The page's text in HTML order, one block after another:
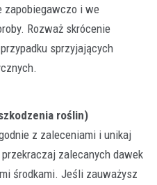
zapobiegawczo i we
Rozważ skrócenie
sprzyjających
roślin)
z zaleceniami i unikaj
zalecanych dawek
środkami. Jeśli zauważysz